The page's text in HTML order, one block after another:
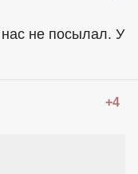
не посылал. У
+4